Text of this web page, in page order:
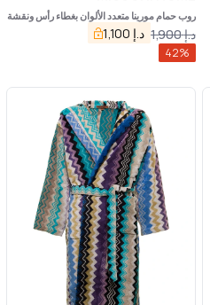
روب حمام مورينا متعدد الألوان بغطاء رأس ونقشة
متعرجة بالكامل من القطن المنزليد.إ1,900 د.إ 1,100
42%